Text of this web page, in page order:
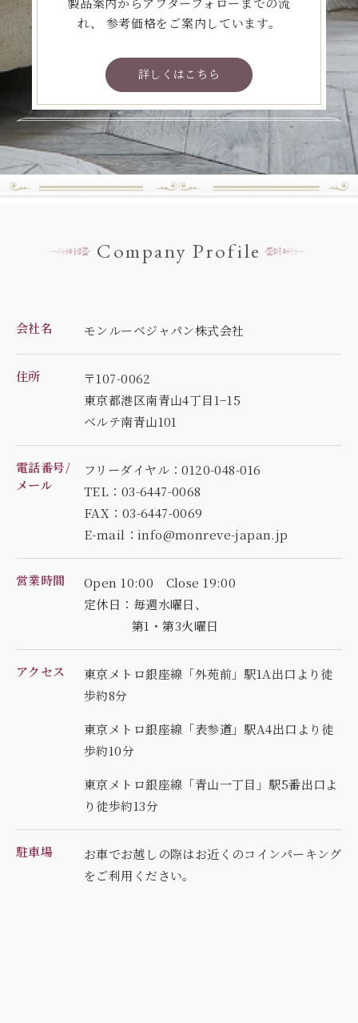
製品案内からアフターフォローまでの流
れ、
参考価格をご案内しています。
詳しくはこちら
Company Profile
会社名 モンルーベジャパン株式会社
住所
〒107-0062
東京都港区南青山4丁目1−15
ベルテ南青山101
電話番号/
メール
フリーダイヤル：0120-048-016
TEL：03-6447-0068
FAX：03-6447-0069
E-mail：info@monreve-japan.jp
営業時間
Open 10:00 Close 19:00
定休日：毎週水曜日、
第1・第3火曜日
アクセス
東京メトロ銀座線「外苑前」駅1A出口より徒
歩約8分
東京メトロ銀座線「表参道」駅A4出口より徒
歩約10分
東京メトロ銀座線「青山一丁目」駅5番出口よ
り徒歩約13分
駐車場
お車でお越しの際はお近くのコインパーキング
をご利用ください。